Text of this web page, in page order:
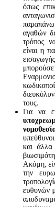
όπως
αγαθών
τρόπος
είναι η
τους.
Για να
και άλλα
Ακόμη,
την
ευθυνών